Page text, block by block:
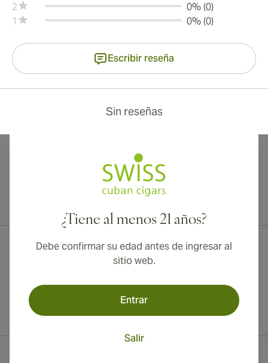
2
0% (0)
1
0% (0)
Escribir reseña
Sin reseñas
¿Tiene al menos 21 años?
Debe confirmar su edad antes de ingresar al
sitio web.
Entrar
Salir